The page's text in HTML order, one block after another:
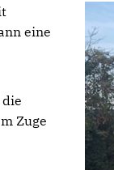
eine
Zuge